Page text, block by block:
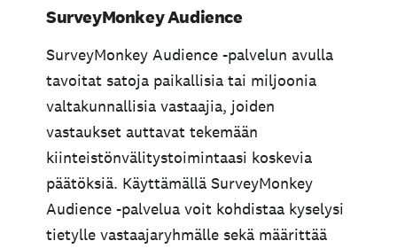
SurveyMonkey Audience
SurveyMonkey Audience -palvelun avulla
tavoitat satoja paikallisia tai miljoonia
valtakunnallisia vastaajia, joiden
vastaukset auttavat tekemään
kiinteistönvälitystoimintaasi koskevia
päätöksiä. Käyttämällä SurveyMonkey
Audience -palvelua voit kohdistaa kyselysi
tietylle vastaajaryhmälle sekä määrittää